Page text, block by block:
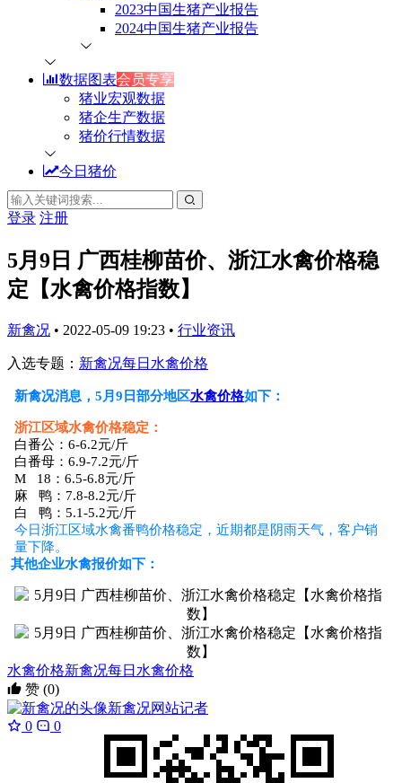
2023中国生猪产业报告
2024中国生猪产业报告
数据图表会员专享
猪业宏观数据
猪企生产数据
猪价行情数据
今日猪价
登录 注册
5月9日 广西桂柳苗价、浙江水禽价格稳
定【水禽价格指数】
新禽况 • 2022-05-09 19:23 • 行业资讯
入选专题： 新禽况每日水禽价格
新禽况消息，5月9日部分地区水禽价格如下：
浙江区域水禽价格稳定：
白番公：6-6.2元/斤
白番母：6.9-7.2元/斤
M 18：6.5-6.8元/斤
麻 鸭：7.8-8.2元/斤
白 鸭：5.1-5.2元/斤
今日浙江区域水禽番鸭价格稳定，近期都是阴雨天气，客户销
量下降。
其他企业水禽报价如下：
水禽价格新禽况每日水禽价格
赞 (0)
新禽况网站记者
0
0